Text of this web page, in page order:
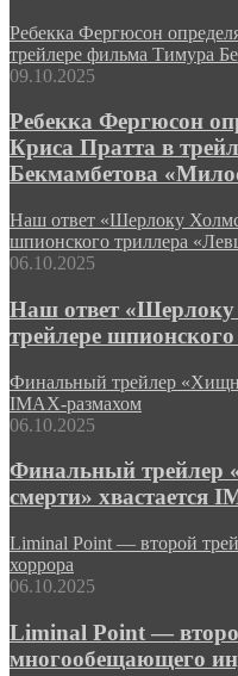
Ребекка Фергюсон
трейлере фильма Тимура
09.10.2025
Ребекка Фергюсон
Криса Пратта в
Бекмамбетова
Наш ответ «Шерлоку
шпионского триллера
06.10.2025
Наш ответ
трейлере
Финальный трейлер
IMAX-размахом
06.10.2025
Финальный трейлер
смерти» хвастается
Liminal Point — второй
хоррора
06.10.2025
Liminal Point —
многообещающего